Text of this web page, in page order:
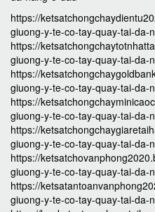
https://
giuong-y-te-co-tay-quay-tai-da-
https://
giuong-y-te-co-tay-quay-tai-da-
https://
giuong-y-te-co-tay-quay-tai-da-
https://
giuong-y-te-co-tay-quay-tai-da-
https://
giuong-y-te-co-tay-quay-tai-da-
https://
giuong-y-te-co-tay-quay-tai-da-
https://
giuong-y-te-co-tay-quay-tai-da-